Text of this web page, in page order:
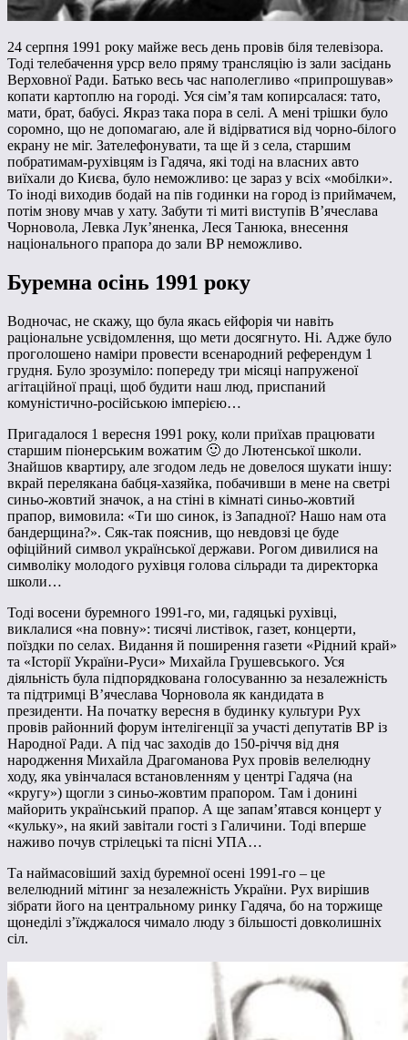
24 серпня 1991 року майже весь день провів біля телевізора.
Тоді телебачення урср вело пряму трансляцію із зали засідань
Верховної Ради. Батько весь час наполегливо «припрошував»
копати картоплю на городі. Уся сім’я там копирсалася: тато,
мати, брат, бабусі. Якраз така пора в селі. А мені трішки було
соромно, що не допомагаю, але й відірватися від чорно-білого
екрану не міг. Зателефонувати, та ще й з села, старшим
побратимам-рухівцям із Гадяча, які тоді на власних авто
виїхали до Києва, було неможливо: це зараз у всіх «мобілки».
То іноді виходив бодай на пів годинки на город із приймачем,
потім знову мчав у хату. Забути ті миті виступів В’ячеслава
Чорновола, Левка Лук’яненка, Леся Танюка, внесення
національного прапора до зали ВР неможливо.
Буремна осінь 1991 року
Водночас, не скажу, що була якась ейфорія чи навіть
раціональне усвідомлення, що мети досягнуто. Ні. Адже було
проголошено наміри провести всенародний референдум 1
грудня. Було зрозуміло: попереду три місяці напруженої
агітаційної праці, щоб будити наш люд, приспаний
комуністично-російською імперією…
Пригадалося 1 вересня 1991 року, коли приїхав працювати
старшим піонерським вожатим 🙂 до Лютенської школи.
Знайшов квартиру, але згодом ледь не довелося шукати іншу:
вкрай перелякана бабця-хазяйка, побачивши в мене на светрі
синьо-жовтий значок, а на стіні в кімнаті синьо-жовтий
прапор, вимовила: «Ти шо синок, із Западної? Нашо нам ота
бандерщина?». Сяк-так пояснив, що невдовзі це буде
офіційний символ української держави. Рогом дивилися на
символіку молодого рухівця голова сільради та директорка
школи…
Тоді восени буремного 1991-го, ми, гадяцькі рухівці,
виклалися «на повну»: тисячі листівок, газет, концерти,
поїздки по селах. Видання й поширення газети «Рідний край»
та «Історії України-Руси» Михайла Грушевського. Уся
діяльність була підпорядкована голосуванню за незалежність
та підтримці В’ячеслава Чорновола як кандидата в
президенти. На початку вересня в будинку культури Рух
провів районний форум інтелігенції за участі депутатів ВР із
Народної Ради. А під час заходів до 150-річчя від дня
народження Михайла Драгоманова Рух провів велелюдну
ходу, яка увінчалася встановленням у центрі Гадяча (на
«кругу») щогли з синьо-жовтим прапором. Там і донині
майорить український прапор. А ще запам’ятався концерт у
«кульку», на який завітали гості з Галичини. Тоді вперше
наживо почув стрілецькі та пісні УПА…
Та наймасовіший захід буремної осені 1991-го – це
велелюдний мітинг за незалежність України. Рух вирішив
зібрати його на центральному ринку Гадяча, бо на торжище
щонеділі з’їжджалося чимало люду з більшості довколишніх
сіл.